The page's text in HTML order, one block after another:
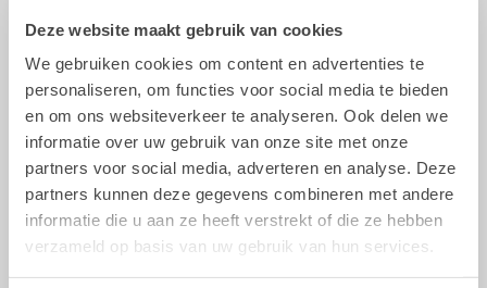
Deze website maakt gebruik van cookies
We gebruiken cookies om content en advertenties te
personaliseren, om functies voor social media te bieden
en om ons websiteverkeer te analyseren. Ook delen we
informatie over uw gebruik van onze site met onze
partners voor social media, adverteren en analyse. Deze
partners kunnen deze gegevens combineren met andere
informatie die u aan ze heeft verstrekt of die ze hebben
verzameld op basis van uw gebruik van hun services.
Tiltrotator 4-7ton Tiltrotator